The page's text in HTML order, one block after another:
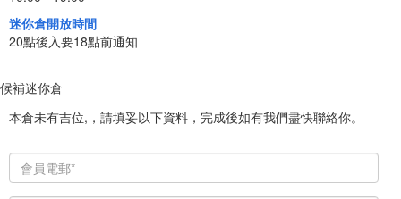
迷你倉開放時間
20點後入要18點前通知
候補迷你倉
本倉未有吉位,，請填妥以下資料，完成後如有我們盡快聯絡你。